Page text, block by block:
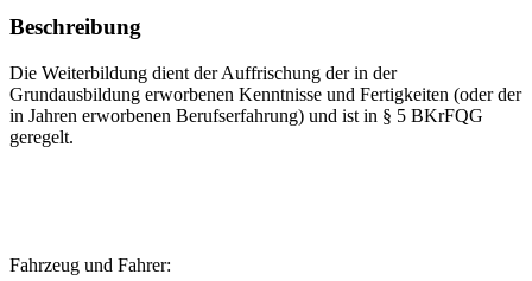
Beschreibung
Die Weiterbildung dient der Auffrischung der in der
Grundausbildung erworbenen Kenntnisse und Fertigkeiten (oder der
in Jahren erworbenen Berufserfahrung) und ist in § 5 BKrFQG
geregelt.
Fahrzeug und Fahrer: